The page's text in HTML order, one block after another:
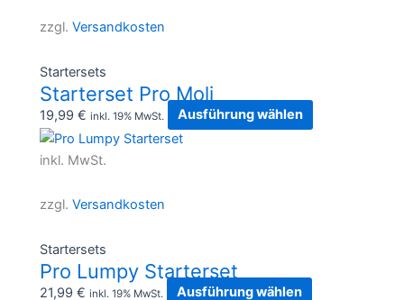
zzgl. Versandkosten
Startersets
Starterset Pro Moli
19,99 € inkl. 19% MwSt. Ausführung wählen
können
inkl. MwSt.
zzgl. Versandkosten
Startersets
Pro Lumpy Starterset
21,99 € inkl. 19% MwSt. Ausführung wählen